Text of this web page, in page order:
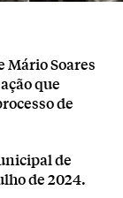
Mário Soares
que
de
de
de 2024.